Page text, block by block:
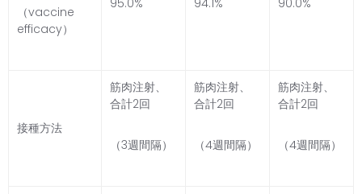
（vaccine
efficacy）
95.0% 94.1% 90.0%
接種方法
筋肉注射、
合計2回
（3週間隔）
筋肉注射、
合計2回
（4週間隔）
筋肉注射、
合計2回
（4週間隔）